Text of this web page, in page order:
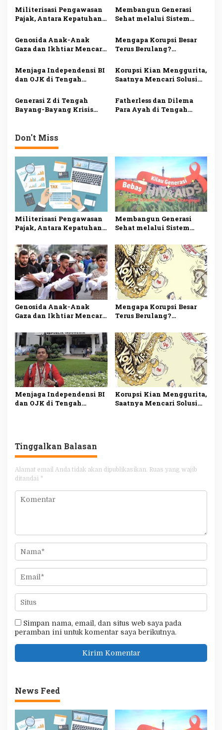
s
p
o
s
Militerisasi Pengawasan
Pajak, Antara Kepatuhan
Membangun Generasi
Sehat melalui Sistem
Genosida Anak-Anak
Gaza dan Ikhtiar Mencari
Mengapa Korupsi Besar
Terus Berulang?
Sistemik Tata Kelola
Negara
Menjaga Independensi BI
dan OJK di Tengah
Nasional
Korupsi Kian Menggurita,
Saatnya Mencari Solusi
Generasi Z di Tengah
Bayang-Bayang Krisis
Fatherless dan Dilema
Para Ayah di Tengah
Don't Miss
Militerisasi Pengawasan
Pajak, Antara Kepatuhan
Membangun Generasi
Sehat melalui Sistem
Genosida Anak-Anak
Gaza dan Ikhtiar Mencari
Mengapa Korupsi Besar
Terus Berulang?
Sistemik Tata Kelola
Negara
Menjaga Independensi BI
dan OJK di Tengah
Korupsi Kian Menggurita,
Saatnya Mencari Solusi
Tinggalkan Balasan
Alamat email Anda tidak akan dipublikasikan. Ruas yang wajib
ditandai *
Simpan nama, email, dan situs web saya pada
peramban ini untuk komentar saya berikutnya.
News Feed